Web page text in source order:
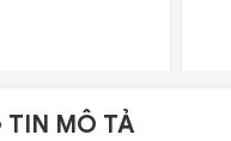
TIN MÔ TẢ